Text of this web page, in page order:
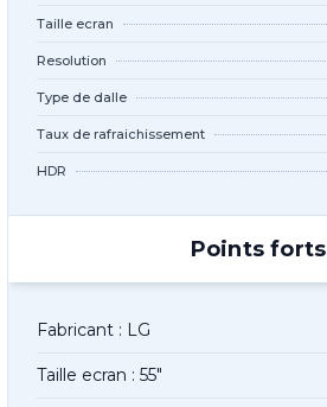
Taille ecran
Resolution
Type de dalle
Taux de rafraichissement
HDR
Points forts
Fabricant : LG
Taille ecran : 55"